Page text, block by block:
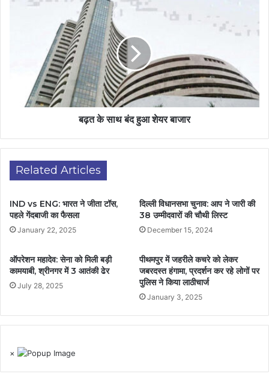
बढ़त के साथ बंद हुआ शेयर बाजार
Related Articles
IND vs ENG: भारत ने जीता टॉस,
पहले गेंदबाजी का फैसला
January 22, 2025
दिल्ली विधानसभा चुनाव: आप ने जारी की
38 उम्मीदवारों की चौथी लिस्ट
December 15, 2024
ऑपरेशन महादेव: सेना को मिली बड़ी
कामयाबी, श्रीनगर में 3 आतंकी ढेर
July 28, 2025
पीथमपुर में जहरीले कचरे को लेकर
जबरदस्त हंगामा, प्रदर्शन कर रहे लोगों पर
पुलिस ने किया लाठीचार्ज
January 3, 2025
×